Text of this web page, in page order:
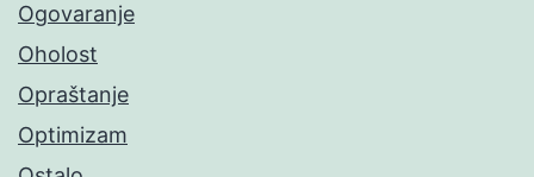
Ogovaranje
Oholost
Opraštanje
Optimizam